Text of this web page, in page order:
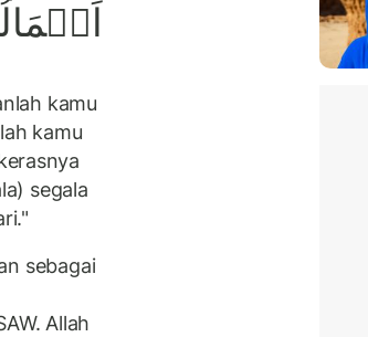
kamu
kamu
segala
sebagai
Allah